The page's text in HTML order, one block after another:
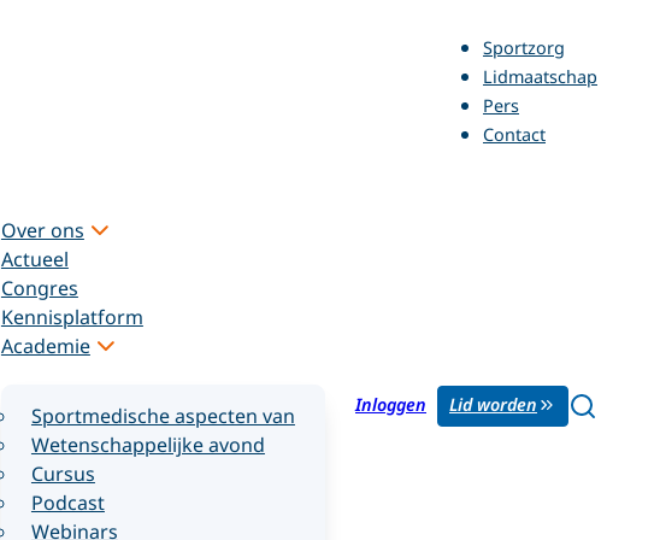
Sportzorg
Lidmaatschap
Pers
Contact
Over ons
Actueel
Congres
Kennisplatform
Academie
Sportmedische aspecten van
Wetenschappelijke avond
Cursus
Podcast
Webinars
Inloggen Lid worden